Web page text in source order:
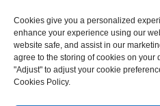
+86 13336496652
Cookies give you a personalized
enhance your experience using our
website safe, and assist in our
agree to the storing of cookies on your
"Adjust" to adjust your cookie
Cookies Policy.